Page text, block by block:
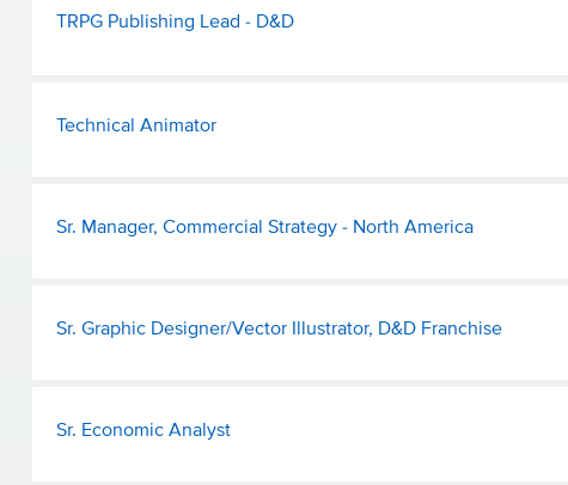
TRPG Publishing Lead - D&D
Technical Animator
Sr. Manager, Commercial Strategy - North America
Sr. Graphic Designer/Vector Illustrator, D&D Franchise
Sr. Economic Analyst